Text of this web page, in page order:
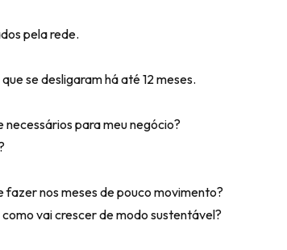
pela rede.
se desligaram há até 12 meses.
para meu negócio?
fazer nos meses de pouco movimento?
vai crescer de modo sustentável?